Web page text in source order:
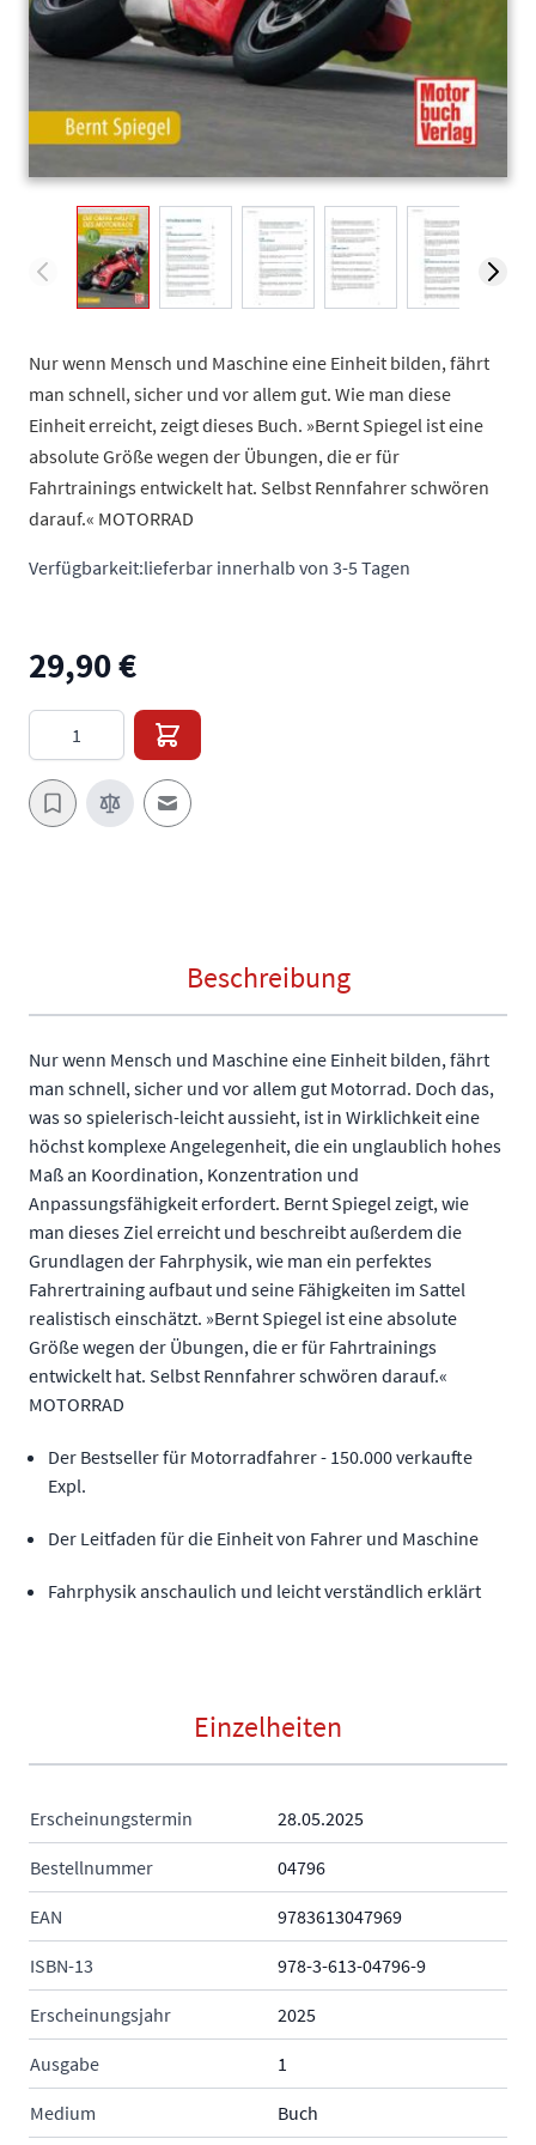
View larger imageView larger imageView larger imageView larger image
View larger
Nur wenn Mensch und Maschine eine Einheit bilden, fährt
man schnell, sicher und vor allem gut. Wie man diese
Einheit erreicht, zeigt dieses Buch. »Bernt Spiegel ist eine
absolute Größe wegen der Übungen, die er für
Fahrtrainings entwickelt hat. Selbst Rennfahrer schwören
darauf.« MOTORRAD
Verfügbarkeit:lieferbar innerhalb von 3-5 Tagen
29,90 €
E-Mail an einen Freund
Beschreibung
Nur wenn Mensch und Maschine eine Einheit bilden, fährt
man schnell, sicher und vor allem gut Motorrad. Doch das,
was so spielerisch-leicht aussieht, ist in Wirklichkeit eine
höchst komplexe Angelegenheit, die ein unglaublich hohes
Maß an Koordination, Konzentration und
Anpassungsfähigkeit erfordert. Bernt Spiegel zeigt, wie
man dieses Ziel erreicht und beschreibt außerdem die
Grundlagen der Fahrphysik, wie man ein perfektes
Fahrertraining aufbaut und seine Fähigkeiten im Sattel
realistisch einschätzt. »Bernt Spiegel ist eine absolute
Größe wegen der Übungen, die er für Fahrtrainings
entwickelt hat. Selbst Rennfahrer schwören darauf.«
MOTORRAD
Der Bestseller für Motorradfahrer - 150.000 verkaufte
Expl.
Der Leitfaden für die Einheit von Fahrer und Maschine
Fahrphysik anschaulich und leicht verständlich erklärt
Einzelheiten
Erscheinungstermin 28.05.2025
Bestellnummer 04796
EAN 9783613047969
ISBN-13 978-3-613-04796-9
Erscheinungsjahr 2025
Ausgabe 1
Medium Buch